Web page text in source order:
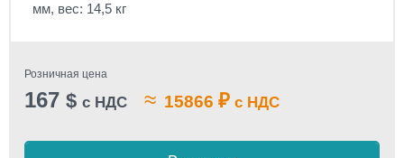
мм, вес: 14,5 кг
Розничная цена
167 $ с НДС ≈ 15866 ₽ с НДС